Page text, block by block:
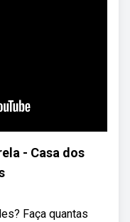
- Casa dos
Faça quantas